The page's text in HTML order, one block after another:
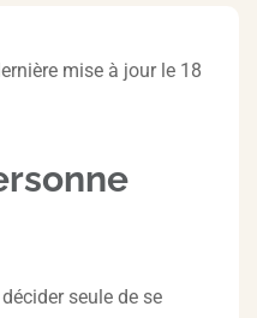
mise à jour le 18
seule de se